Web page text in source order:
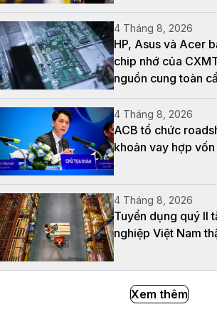
4 Tháng 8, 2026
HP, Asus và Acer
chip nhớ của
nguồn cung toàn
4 Tháng 8, 2026
ACB tổ chức
khoản vay hợp
4 Tháng 8, 2026
Tuyển dụng quý II
nghiệp Việt Nam
Xem thêm